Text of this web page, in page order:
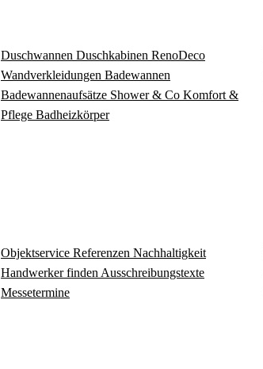
Duschwannen Duschkabinen RenoDeco
Wandverkleidungen Badewannen
Badewannenaufsätze Shower & Co Komfort &
Pflege Badheizkörper
Objektservice Referenzen Nachhaltigkeit
Handwerker finden Ausschreibungstexte
Messetermine